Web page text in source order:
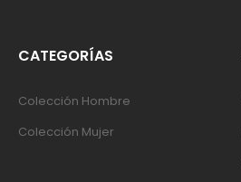
CATEGORÍAS
Colección Hombre
Colección Mujer